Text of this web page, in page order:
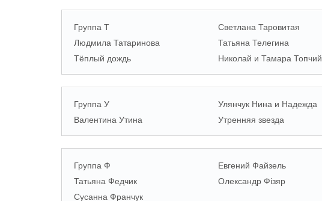
Группа Т Светлана Таровитая
Людмила Татаринова
Татьяна Телегина
Тёплый дождь
Николай и Тамара Топчий
Группа У Улянчук Нина и Надежда
Валентина Утина
Утренняя звезда
Группа Ф Евгений Файзель
Татьяна Федчик
Олександр Фізяр
Сусанна Франчук